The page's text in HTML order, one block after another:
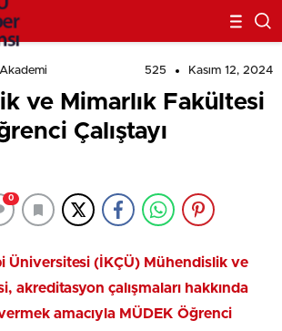
Akademi 525 Kasım 12, 2024
ve Mimarlık Fakültesi
Çalıştayı
0
Üniversitesi (İKÇÜ) Mühendislik ve
akreditasyon çalışmaları hakkında
amacıyla MÜDEK Öğrenci